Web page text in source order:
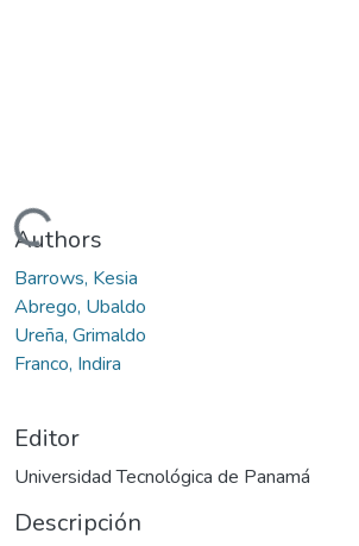
Cargando...
Authors
Barrows, Kesia
Abrego, Ubaldo
Ureña, Grimaldo
Franco, Indira
Editor
Universidad Tecnológica de Panamá
Descripción